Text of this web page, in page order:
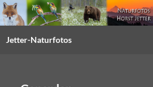
Jetter-Naturfotos